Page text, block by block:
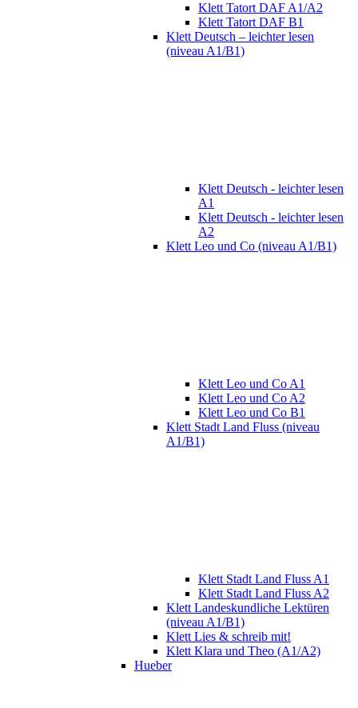
Klett Tatort DAF A1/A2
Klett Tatort DAF B1
Klett Deutsch – leichter lesen
(niveau A1/B1)
Klett Deutsch - leichter lesen
A1
Klett Deutsch - leichter lesen
A2
Klett Leo und Co (niveau A1/B1)
Klett Leo und Co A1
Klett Leo und Co A2
Klett Leo und Co B1
Klett Stadt Land Fluss (niveau
A1/B1)
Klett Stadt Land Fluss A1
Klett Stadt Land Fluss A2
Klett Landeskundliche Lektüren
(niveau A1/B1)
Klett Lies & schreib mit!
Klett Klara und Theo (A1/A2)
Hueber